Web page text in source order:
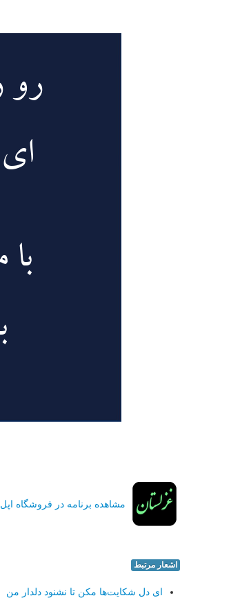
مشاهده برنامه در فروشگاه اپل
اشعار مرتبط
ای دل شكایت‌ها مكن تا نشنود دلدار من